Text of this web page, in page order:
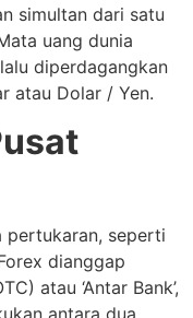
simultan dari satu
uang dunia
diperdagangkan
atau Dolar / Yen.
seperti
dianggap
atau ‘Antar Bank’,
antara dua